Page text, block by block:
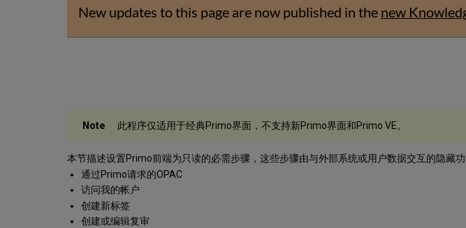
New updates to this page are now published in the new
此程序仅适用于经典Primo界面，不支持新Primo界面和Primo VE。
本节描述设置Primo前端为只读的必需步骤，这些步骤由与外部系统或用户数据交互的隐藏功
通过Primo请求的OPAC
访问我的帐户
创建新标签
创建或编辑复审